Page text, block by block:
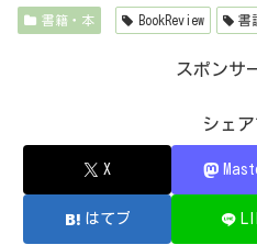
書籍・本 BookReview 書
スポンサ
シェ
X
はてブ